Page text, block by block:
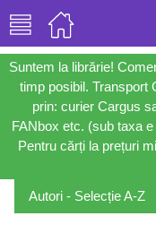
Suntem la librărie!
timp posibil. Transport
prin: curier Cargus
FANbox etc. (sub taxa
Pentru cărți la prețuri
Autori - Selecție A-Z